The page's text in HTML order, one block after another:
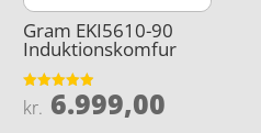
Gram EKI5610-90
Induktionskomfur
Vurderet
4.9
kr. 6.999,00